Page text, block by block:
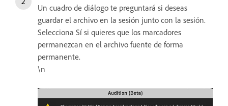
Un cuadro de diálogo te preguntará si deseas
guardar el archivo en la sesión junto con la sesión.
Selecciona Sí si quieres que los marcadores
permanezcan en el archivo fuente de forma
permanente.
\n